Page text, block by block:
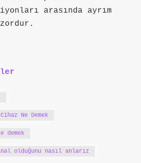
arasında ayrım
Ne Demek
demek
olduğunu nasıl anlarız